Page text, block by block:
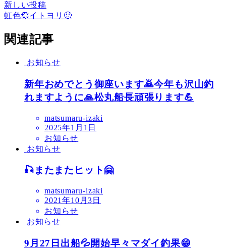
新しい投稿
虹色💞イトヨリ🙂
関連記事
お知らせ
新年おめでとう御座います🙇今年も沢山釣
れますように🙏松丸船長頑張ります💪
matsumaru-izaki
2025年1月1日
お知らせ
お知らせ
🎣またまたヒット🤗
matsumaru-izaki
2021年10月3日
お知らせ
お知らせ
9月27日出船💦開始早々マダイ釣果😁